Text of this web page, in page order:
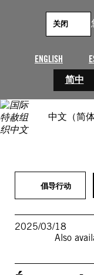
ENGLISH
简中
关闭
中文（简体
倡导行动
2025/03/18
Also